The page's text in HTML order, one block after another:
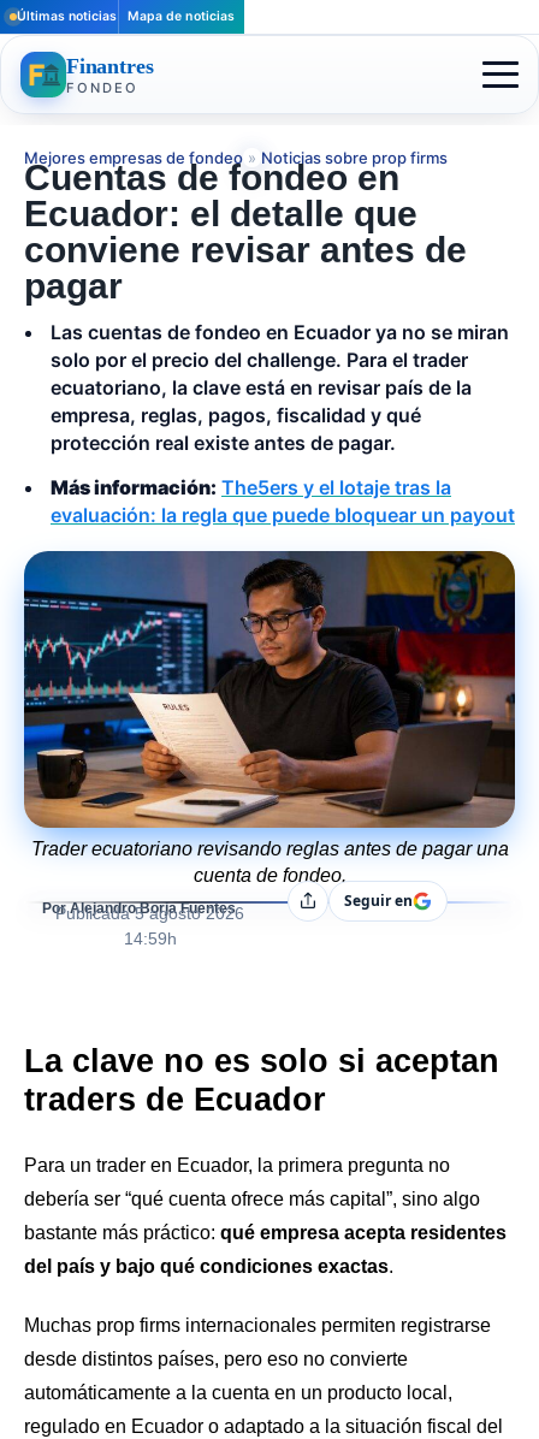
Últimas noticias Mapa de noticias
Finantres
FONDEO
Mejores empresas de fondeo » Noticias sobre prop firms
Cuentas de fondeo en
Ecuador: el detalle que
conviene revisar antes de
pagar
Las cuentas de fondeo en Ecuador ya no se miran
solo por el precio del challenge. Para el trader
ecuatoriano, la clave está en revisar país de la
empresa, reglas, pagos, fiscalidad y qué
protección real existe antes de pagar.
Más información: The5ers y el lotaje tras la
evaluación: la regla que puede bloquear un payout
Trader ecuatoriano revisando reglas antes de pagar una
cuenta de fondeo.
Por Alejandro Borja Fuentes
Publicada 5 agosto 2026
14:59h
CompartirSeguir en
La clave no es solo si aceptan
traders de Ecuador
Para un trader en Ecuador, la primera pregunta no
debería ser “qué cuenta ofrece más capital”, sino algo
bastante más práctico: qué empresa acepta residentes
del país y bajo qué condiciones exactas.
Muchas prop firms internacionales permiten registrarse
desde distintos países, pero eso no convierte
automáticamente a la cuenta en un producto local,
regulado en Ecuador o adaptado a la situación fiscal del